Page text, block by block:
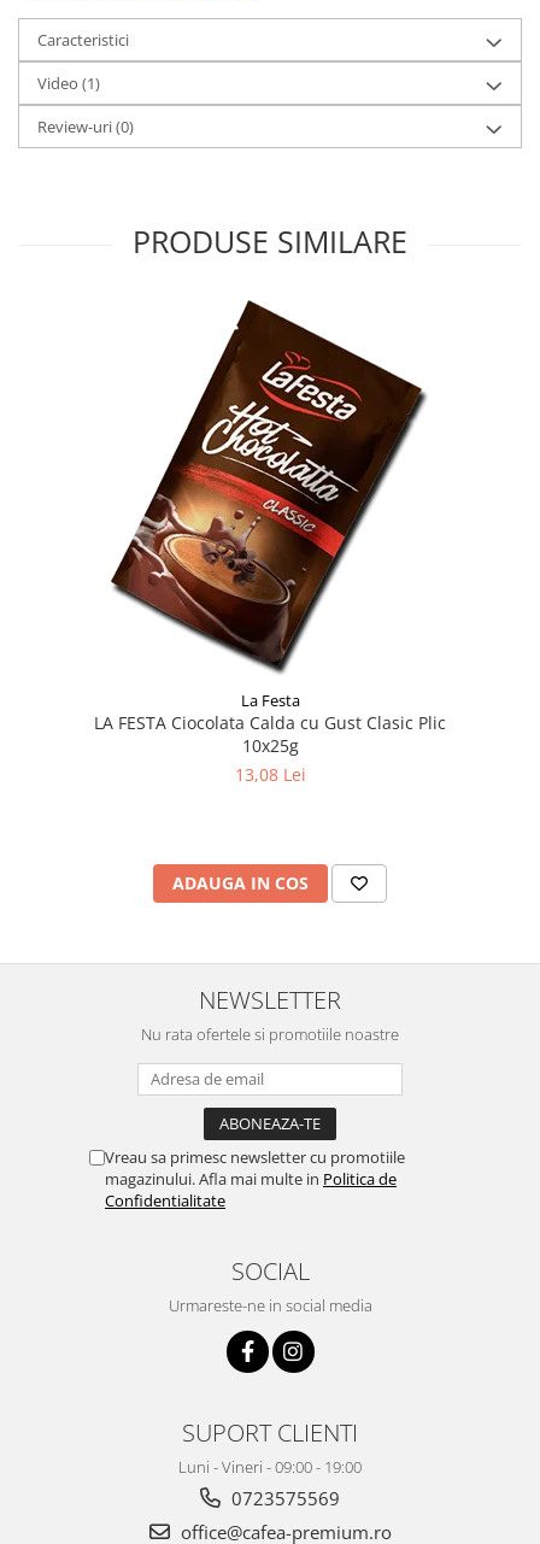
Caracteristici
Video (1)
Review-uri(0)
PRODUSE SIMILARE
La Festa
LA FESTA Ciocolata Calda cu Gust Clasic Plic
10x25g
13,08 Lei
ADAUGA IN COS
NEWSLETTER
Nu rata ofertele si promotiile noastre
Vreau sa primesc newsletter cu promotiile
magazinului. Afla mai multe in Politica de
Confidentialitate
SOCIAL
Urmareste-ne in social media
SUPORT CLIENTI
Luni - Vineri - 09:00 - 19:00
0723575569
office@cafea-premium.ro